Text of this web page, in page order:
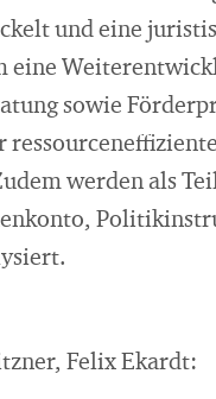
und eine
eine
sowie
ressourceneffiziente
werden als
Felix Ekardt: